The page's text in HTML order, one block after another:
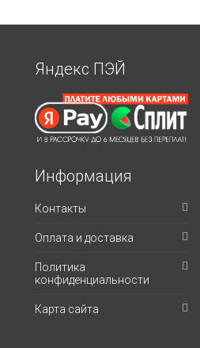
Яндекс ПЭЙ
Информация
Контакты
Оплата и доставка
Политика
конфиденциальности
Карта сайта